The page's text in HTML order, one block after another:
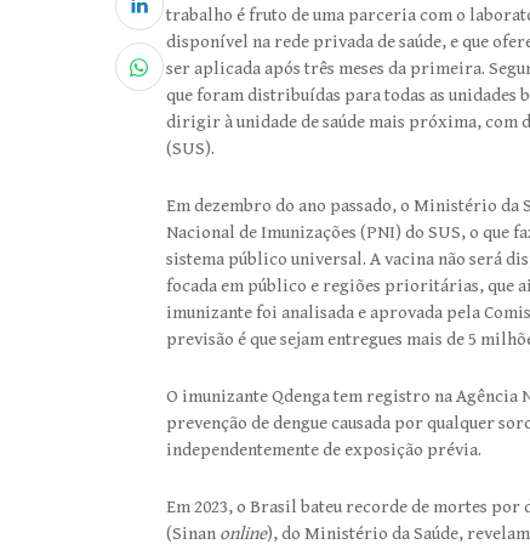
trabalho é fruto de uma parceria com o
disponível na rede privada de saúde, e que
ser aplicada após três meses da primeira.
que foram distribuídas para todas as unidades
dirigir à unidade de saúde mais próxima, com
(SUS).
Em dezembro do ano passado, o Ministério da
Nacional de Imunizações (PNI) do SUS, o
sistema público universal. A vacina não será
focada em público e regiões prioritárias, que
imunizante foi analisada e aprovada pela
previsão é que sejam entregues mais de 5
O imunizante Qdenga tem registro na
prevenção de dengue causada por qualquer
independentemente de exposição prévia.
Em 2023, o Brasil bateu recorde de mortes por
(Sinan online), do Ministério da Saúde,